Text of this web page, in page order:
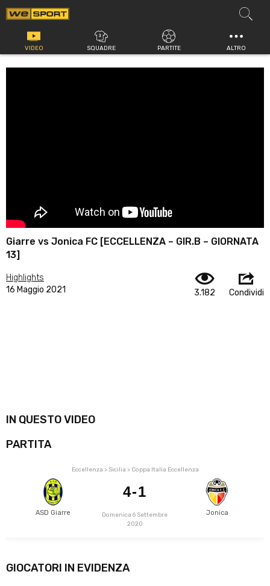
Vai
al
contenuto
VIDEO SQUADRE PARTITE ALTRO
Giarre vs Jonica FC [ECCELLENZA – GIR.B – GIORNATA
13]
Highlights
16 Maggio 2021
3.182 Condividi
IN QUESTO VIDEO
PARTITA
Eccellenza > Sicilia > Coppa Italia Eccellenza
ASD Giarre
4-1
Jonica
Domenica 6 Settembre
2020
GIOCATORI IN EVIDENZA